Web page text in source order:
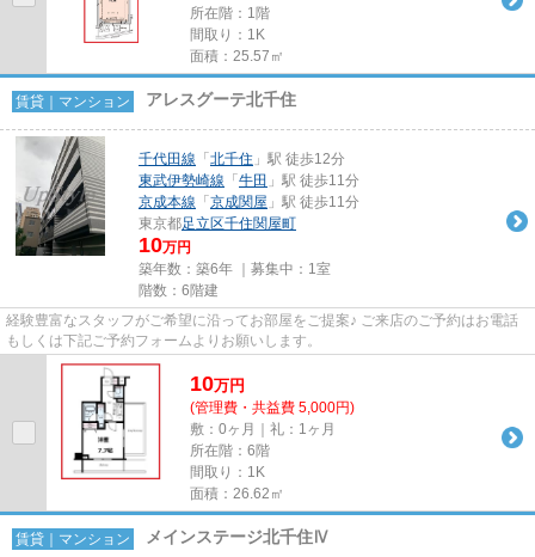
所在階：1階
間取り：1K
面積：25.57㎡
賃貸｜マンション アレスグーテ北千住
千代田線 「 北千住 」駅 徒歩12分
東武伊勢崎線 「 牛田 」駅 徒歩11分
京成本線 「 京成関屋 」駅 徒歩11分
東京都足立区千住関屋町
10万円
築年数：築6年 ｜募集中： 1室
階数：6階建
経験豊富なスタッフがご希望に沿ってお部屋をご提案♪ ご来店のご予約はお電話
もしくは下記ご予約フォームよりお願いします。
10万円
(管理費・共益費 5,000円)
敷：0ヶ月｜礼：1ヶ月
所在階：6階
間取り：1K
面積：26.62㎡
賃貸｜マンション メインステージ北千住Ⅳ